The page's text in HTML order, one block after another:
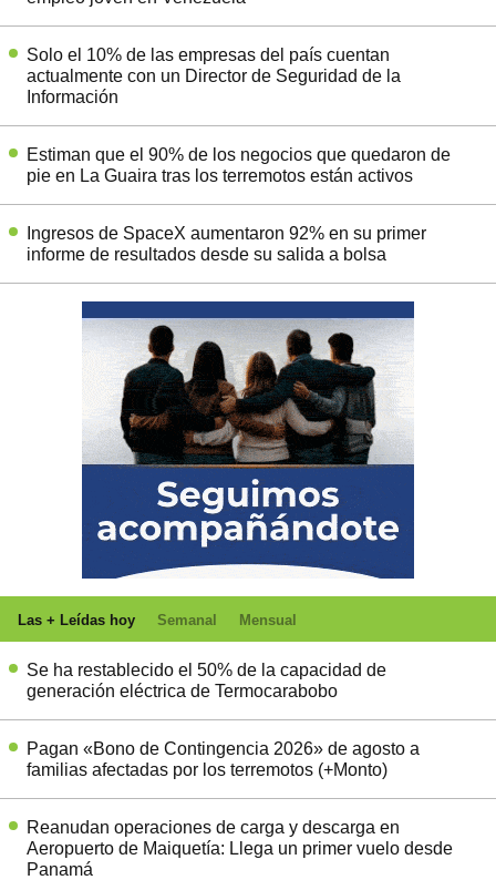
Solo el 10% de las empresas del país cuentan
actualmente con un Director de Seguridad de la
Información
Estiman que el 90% de los negocios que quedaron de
pie en La Guaira tras los terremotos están activos
Ingresos de SpaceX aumentaron 92% en su primer
informe de resultados desde su salida a bolsa
Las + Leídas hoy Semanal Mensual
Se ha restablecido el 50% de la capacidad de
generación eléctrica de Termocarabobo
Pagan «Bono de Contingencia 2026» de agosto a
familias afectadas por los terremotos (+Monto)
Reanudan operaciones de carga y descarga en
Aeropuerto de Maiquetía: Llega un primer vuelo desde
Panamá